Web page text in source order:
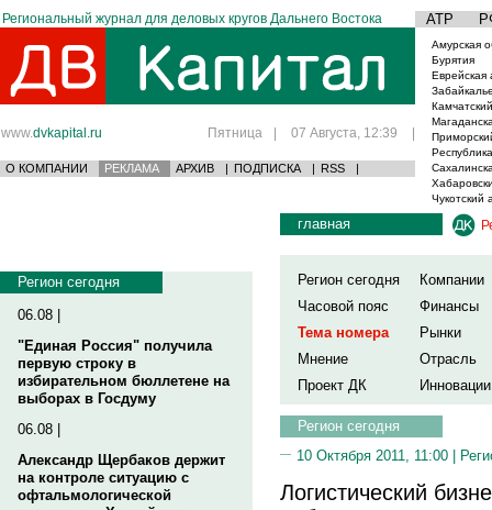
Региональный журнал для деловых кругов Дальнего Востока АТР
www.dvkapital.ru Пятница | 07 Августа, 12:39 |
О КОМПАНИИ РЕКЛАМА АРХИВ | ПОДПИСКА | RSS |
Амурская
Бурятия
Еврейская
Чукотский
Регион сегодня
06.08 |
"Единая Россия" получила
первую строку в
избирательном бюллетене на
выборах в Госдуму
06.08 |
Александр Щербаков держит
на контроле ситуацию с
офтальмологической
главная
Регион сегодня
Компании
Часовой пояс
Финансы
Тема номера
Рынки
Мнение
Отрасль
Проект ДК
Инновации
Регион сегодня
10 Октября 2011, 11:00 |
Логистический